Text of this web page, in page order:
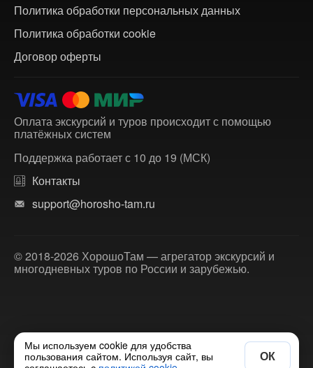
Политика обработки персональных данных
Политика обработки cookie
Договор оферты
Оплата экскурсий и туров происходит с помощью
платёжных систем
Поддержка работает с 10 до 19 (МСК)
Контакты
support@horosho-tam.ru
© 2018-2026 ХорошоТам — агрегатор экскурсий и
многодневных туров по России и зарубежью.
Мы используем cookie для удобства
пользования сайтом. Используя сайт, вы
ОК